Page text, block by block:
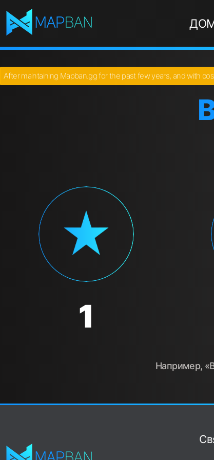
After maintaining Mapban.gg for the past few years, and with
1
Например,